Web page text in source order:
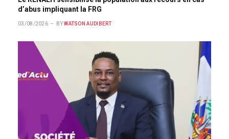
d’abus impliquant la FRG
03/08/2026 BY WATSON AUDIBERT